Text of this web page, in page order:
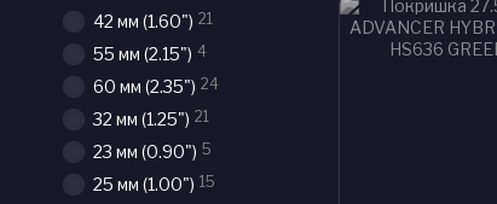
42 мм (1.60") 21
55 мм (2.15") 4
60 мм (2.35") 24
32 мм (1.25") 21
23 мм (0.90") 5
25 мм (1.00") 15